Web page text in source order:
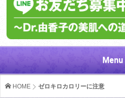
Menu
HOME ゼロキロカロリーに注意